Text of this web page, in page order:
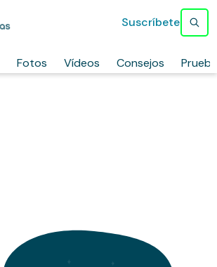
Fotos Vídeos Consejos
Suscríbete